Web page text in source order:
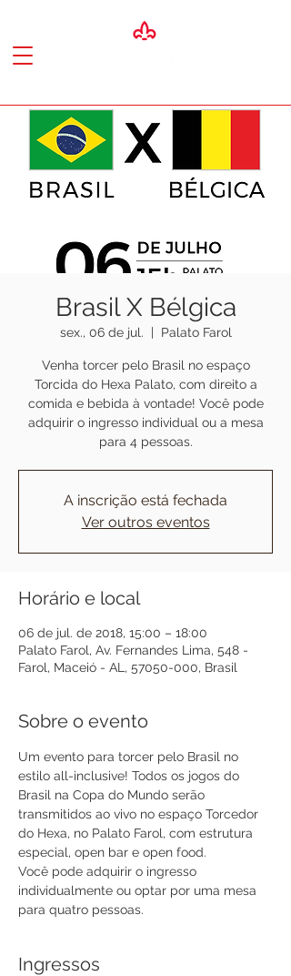
Brasil X Bélgica
sex., 06 de jul.
  |
Palato Farol
Venha torcer pelo Brasil no espaço
Torcida do Hexa Palato, com direito a
comida e bebida à vontade! Você pode
adquirir o ingresso individual ou a mesa
para 4 pessoas.
A inscrição está fechada
Ver outros eventos
Horário e local
06 de jul. de 2018, 15:00 – 18:00
Palato Farol, Av. Fernandes Lima, 548 -
Farol, Maceió - AL, 57050-000, Brasil
Sobre o evento
Um evento para torcer pelo Brasil no
estilo all-inclusive! Todos os jogos do
Brasil na Copa do Mundo serão
transmitidos ao vivo no espaço Torcedor
do Hexa, no Palato Farol, com estrutura
especial, open bar e open food.
Você pode adquirir o ingresso
individualmente ou optar por uma mesa
para quatro pessoas.
Ingressos